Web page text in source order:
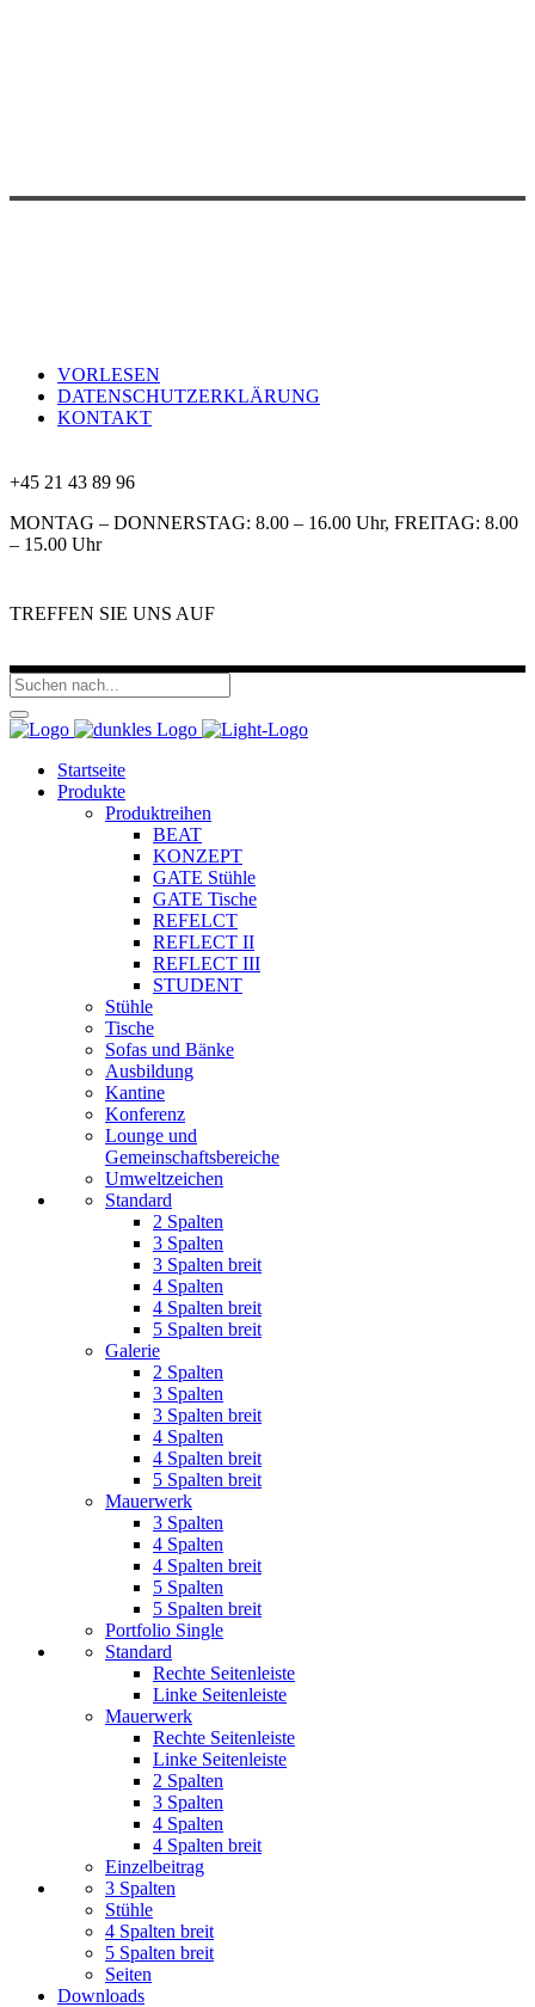
VORLESEN
DATENSCHUTZERKLÄRUNG
KONTAKT
+45 21 43 89 96
MONTAG – DONNERSTAG: 8.00 – 16.00 Uhr, FREITAG: 8.00
– 15.00 Uhr
TREFFEN SIE UNS AUF
Startseite
Produkte
Produktreihen
BEAT
KONZEPT
GATE Stühle
GATE Tische
REFELCT
REFLECT II
REFLECT III
STUDENT
Stühle
Tische
Sofas und Bänke
Ausbildung
Kantine
Konferenz
Lounge und
Gemeinschaftsbereiche
Umweltzeichen
Standard
2 Spalten
3 Spalten
3 Spalten breit
4 Spalten
4 Spalten breit
5 Spalten breit
Galerie
2 Spalten
3 Spalten
3 Spalten breit
4 Spalten
4 Spalten breit
5 Spalten breit
Mauerwerk
3 Spalten
4 Spalten
4 Spalten breit
5 Spalten
5 Spalten breit
Portfolio Single
Standard
Rechte Seitenleiste
Linke Seitenleiste
Mauerwerk
Rechte Seitenleiste
Linke Seitenleiste
2 Spalten
3 Spalten
4 Spalten
4 Spalten breit
Einzelbeitrag
3 Spalten
Stühle
4 Spalten breit
5 Spalten breit
Seiten
Downloads